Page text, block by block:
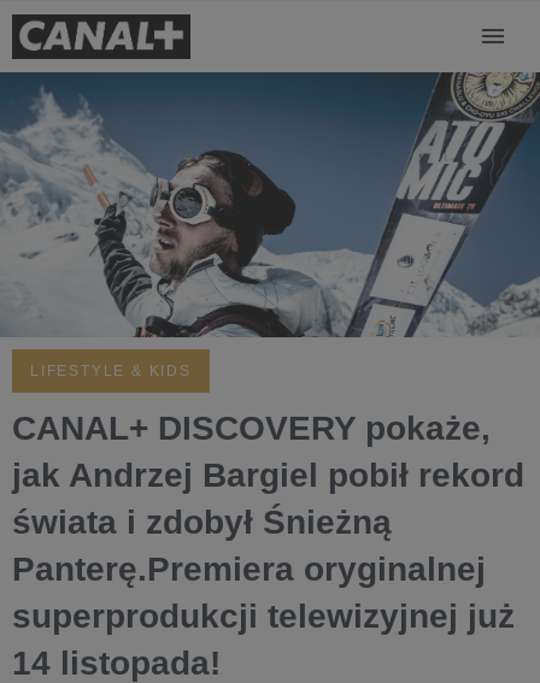
LIFESTYLE & KIDS
CANAL+ DISCOVERY pokaże,
jak Andrzej Bargiel pobił rekord
świata i zdobył Śnieżną
Panterę.Premiera oryginalnej
superprodukcji telewizyjnej już
14 listopada!